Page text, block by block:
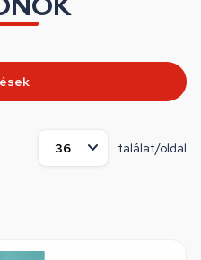
találat/oldal